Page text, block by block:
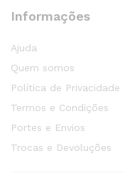
Informações
Ajuda
Quem somos
Política de Privacidade
Termos e Condições
Portes e Envios
Trocas e Devoluções